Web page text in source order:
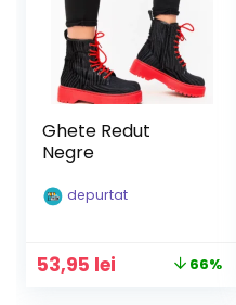
Ghete Redut
Negre
depurtat
Prețul
53,95 lei 66%